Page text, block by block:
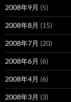
2008年9月 (5)
2008年8月 (15)
2008年7月 (20)
2008年6月 (6)
2008年4月 (6)
2008年3月 (3)